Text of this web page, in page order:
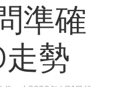
準確
勢